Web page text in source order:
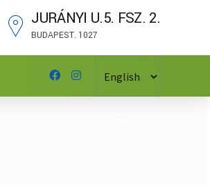
JURÁNYI U.5. FSZ. 2.
BUDAPEST. 1027